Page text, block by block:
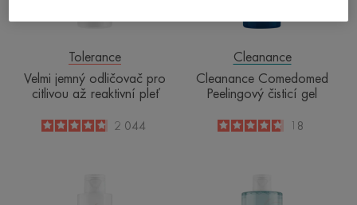
pleť
Tolerance
Velmi jemný odličovač pro
citlivou až reaktivní pleť
4.8
/
5
2 044
Cleanance
Cleanance Comedomed
Peelingový čisticí gel
4.7
/518
voda